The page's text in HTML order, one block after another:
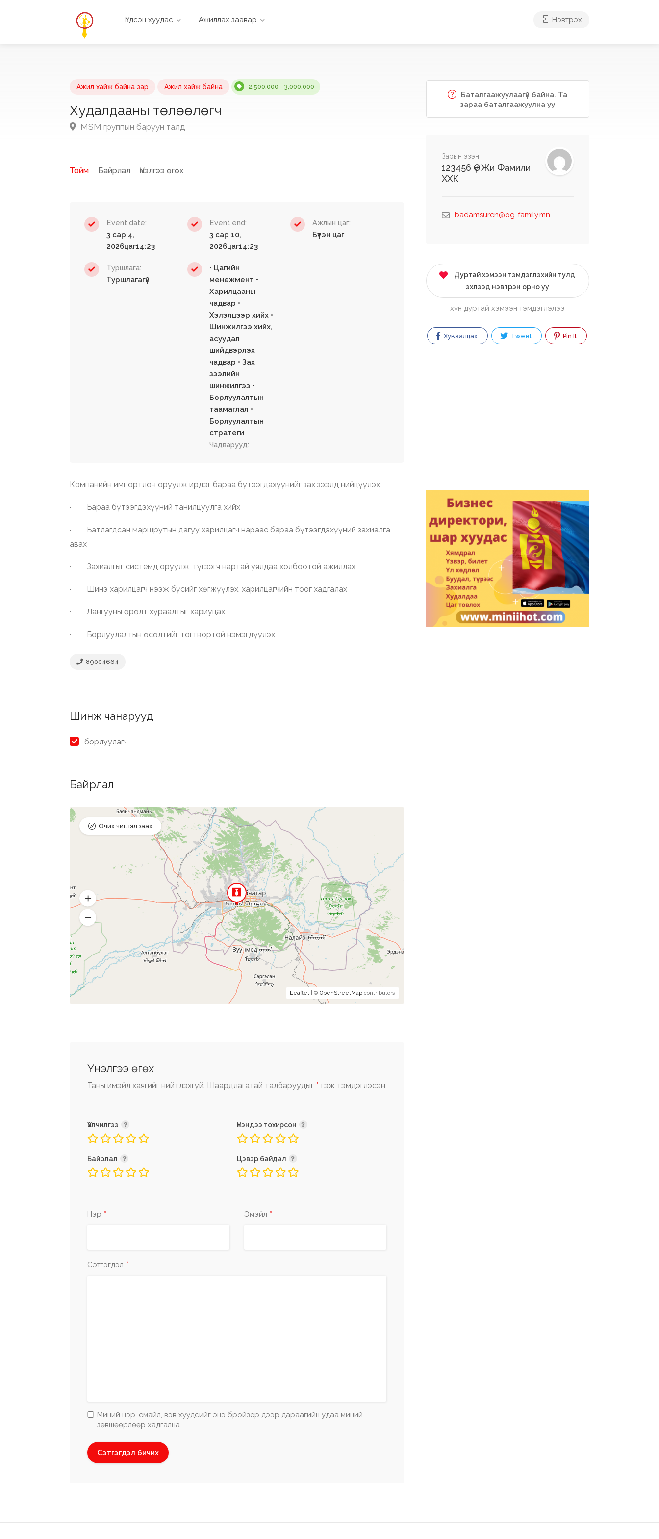
Үндсэн хуудас Ажиллах заавар Нэвтрэх
Ажил хайж байна зар Ажил хайж байна 2,500,000 - 3,000,000
Худалдааны төлөөлөгч
MSM группын баруун талд
Тойм Байрлал Үнэлгээ өгөх
Event date:
3 сар 4,
2026цаг14:23
Event end:
3 сар 10,
2026цаг14:23
Ажлын цаг:
Бүтэн цаг
Туршлага:
Туршлагагүй
• Цагийн
менежмент •
Харилцааны
чадвар •
Хэлэлцээр хийх •
Шинжилгээ хийх,
асуудал
шийдвэрлэх
чадвар • Зах
зээлийн
шинжилгээ •
Борлуулалтын
таамаглал •
Борлуулалтын
стратеги
Чадварууд:
Компанийн импортлон оруулж ирдэг бараа бүтээгдахүүнийг зах зээлд нийцүүлэх
· Бараа бүтээгдэхүүний танилцуулга хийх
· Батлагдсан маршрутын дагуу харилцагч нараас бараа бүтээгдэхүүний захиалга
авах
· Захиалгыг системд оруулж, түгээгч нартай уялдаа холбоотой ажиллах
· Шинэ харилцагч нээж бүсийг хөгжүүлэх, харилцагчийн тоог хадгалах
· Лангууны өрөлт хураалтыг хариуцах
· Борлуулалтын өсөлтийг тогтвортой нэмэгдүүлэх
89004664
Шинж чанарууд
борлуулагч
Байрлал
Leaflet| © OpenStreetMapcontributors
Очих чиглэл заах
Үнэлгээ өгөх
Таны имэйл хаягийг нийтлэхгүй. Шаардлагатай талбаруудыг * гэж тэмдэглэсэн
Үйлчилгээ Үнэндээ тохирсон
Байрлал Цэвэр байдал
Нэр * Эмэйл *
Сэтгэгдэл *
Миний нэр, емайл, вэв хуудсийг энэ бройзер дээр дараагийн удаа миний
зөвшөөрлөөр хадгална
Баталгаажуулаагүй байна. Та
зараа баталгаажуулна уу
Зарын эзэн
123456 Өү Жи Фамили
ХХК
badamsuren@og-family.mn
Дуртай хэмээн тэмдэглэхийн тулд
эхлээд нэвтрэн орно уу
хүн дуртай хэмээн тэмдэглэлээ
Хуваалцах Tweet Pin It